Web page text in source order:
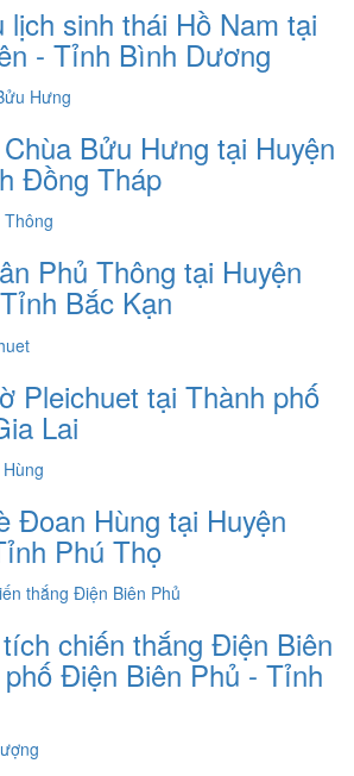
lịch sinh thái Hồ Nam tại
- Tỉnh Bình Dương
Bửu Hưng tại Huyện
Đồng Tháp
Phủ Thông tại Huyện
Bắc Kạn
Pleichuet tại Thành phố
Lai
Đoan Hùng tại Huyện
Phú Thọ
chiến thắng Điện Biên
Điện Biên Phủ - Tỉnh